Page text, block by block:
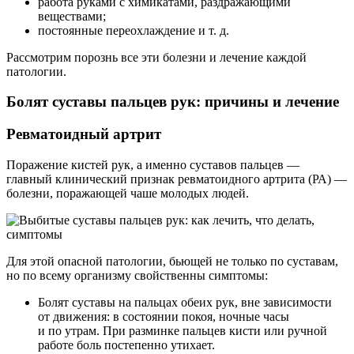
веществами;
постоянные переохлаждение и т. д.
Рассмотрим порознь все эти болезни и лечение каждой
патологии.
Болят суставы пальцев рук: причины и лечение
Ревматоидный артрит
Поражение кистей рук, а именно суставов пальцев —
главный клинический признак ревматоидного артрита (РА) —
болезни, поражающей чаше молодых людей.
Для этой опасной патологии, бьющей не только по суставам,
но по всему организму свойственны симптомы:
Болят суставы на пальцах обеих рук, вне зависимости
от движения: в состоянии покоя, ночные часы
и по утрам. При разминке пальцев кисти или ручной
работе боль постепенно утихает.